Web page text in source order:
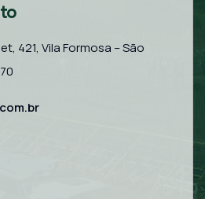
421, Vila Formosa – São